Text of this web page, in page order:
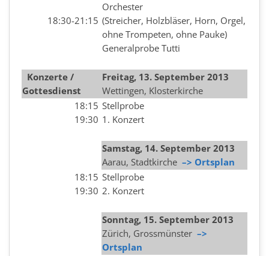
18:30-21:15
Orchester
(Streicher, Holzbläser, Horn, Orgel,
ohne Trompeten, ohne Pauke)
Generalprobe Tutti
Konzerte /
Gottesdienst
Freitag, 13. September 2013
Wettingen, Klosterkirche
18:15
19:30
Stellprobe
1. Konzert
Samstag, 14. September 2013
Aarau, Stadtkirche –> Ortsplan
18:15
19:30
Stellprobe
2. Konzert
Sonntag, 15. September 2013
Zürich, Grossmünster –>
Ortsplan